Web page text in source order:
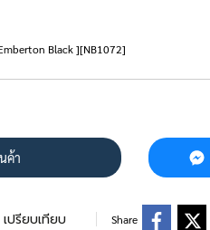
Black ][NB1072]
ค้า
เปรียบเทียบ Share